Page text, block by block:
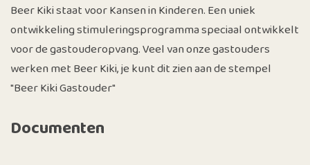
Beer Kiki staat voor Kansen in Kinderen. Een uniek
ontwikkeling stimuleringsprogramma speciaal ontwikkelt
voor de gastouderopvang. Veel van onze gastouders
werken met Beer Kiki, je kunt dit zien aan de stempel
"Beer Kiki Gastouder"
Documenten